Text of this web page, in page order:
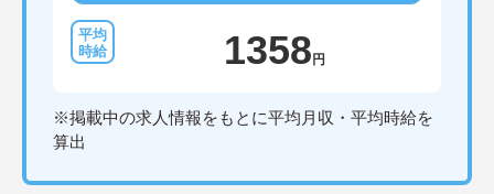
1358 円
※掲載中の求人情報をもとに平均月収・平均時給を
算出